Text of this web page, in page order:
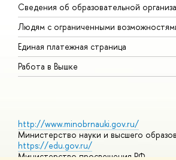
Сведения об образовательной
Людям с ограниченными
Единая платежная страница
Работа в Вышке
http://www.minobrnauki.gov.ru/
Министерство науки и высшего
https://edu.gov.ru/
Министерство просвещения РФ